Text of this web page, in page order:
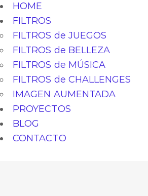
HOME
FILTROS
FILTROS de JUEGOS
FILTROS de BELLEZA
FILTROS de MÚSICA
FILTROS de CHALLENGES
IMAGEN AUMENTADA
PROYECTOS
BLOG
CONTACTO